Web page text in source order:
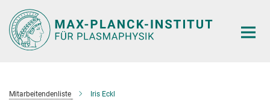
Hauptinhalt
Mitarbeitendenliste Iris Eckl